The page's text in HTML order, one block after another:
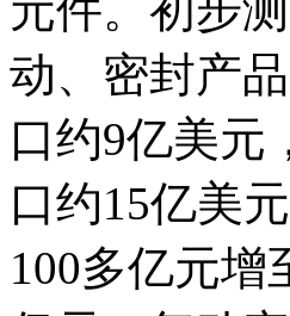
元件。初步
动、密封产
口约9亿美元
口约15亿美
100多亿元增